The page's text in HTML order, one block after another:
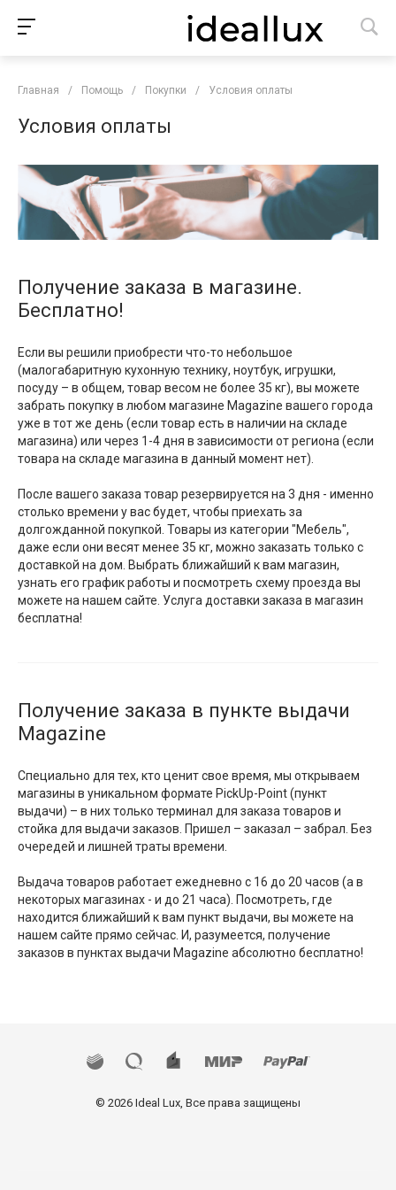
Главная / Помощь / Покупки / Условия оплаты
Условия оплаты
Получение заказа в магазине.
Бесплатно!
Если вы решили приобрести что-то небольшое
(малогабаритную кухонную технику, ноутбук, игрушки,
посуду – в общем, товар весом не более 35 кг), вы можете
забрать покупку в любом магазине Magazine вашего города
уже в тот же день (если товар есть в наличии на складе
магазина) или через 1-4 дня в зависимости от региона (если
товара на складе магазина в данный момент нет).
После вашего заказа товар резервируется на 3 дня - именно
столько времени у вас будет, чтобы приехать за
долгожданной покупкой. Товары из категории "Мебель",
даже если они весят менее 35 кг, можно заказать только с
доставкой на дом. Выбрать ближайший к вам магазин,
узнать его график работы и посмотреть схему проезда вы
можете на нашем сайте. Услуга доставки заказа в магазин
бесплатна!
Получение заказа в пункте выдачи
Magazine
Специально для тех, кто ценит свое время, мы открываем
магазины в уникальном формате PickUp-Point (пункт
выдачи) – в них только терминал для заказа товаров и
стойка для выдачи заказов. Пришел – заказал – забрал. Без
очередей и лишней траты времени.
Выдача товаров работает ежедневно с 16 до 20 часов (а в
некоторых магазинах - и до 21 часа). Посмотреть, где
находится ближайший к вам пункт выдачи, вы можете на
нашем сайте прямо сейчас. И, разумеется, получение
заказов в пунктах выдачи Magazine абсолютно бесплатно!
© 2026 Ideal Lux, Все права защищены